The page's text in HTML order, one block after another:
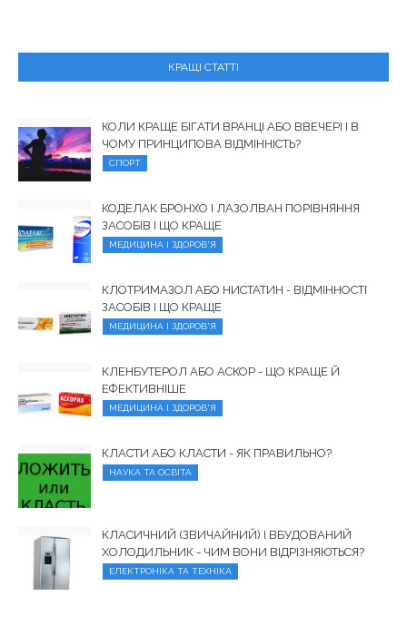
КРАЩІ СТАТТІ
КОЛИ КРАЩЕ БІГАТИ ВРАНЦІ АБО ВВЕЧЕРІ І В
ЧОМУ ПРИНЦИПОВА ВІДМІННІСТЬ?
СПОРТ
КОДЕЛАК БРОНХО І ЛАЗОЛВАН ПОРІВНЯННЯ
ЗАСОБІВ І ЩО КРАЩЕ
МЕДИЦИНА І ЗДОРОВ'Я
КЛОТРИМАЗОЛ АБО НИСТАТИН - ВІДМІННОСТІ
ЗАСОБІВ І ЩО КРАЩЕ
МЕДИЦИНА І ЗДОРОВ'Я
КЛЕНБУТЕРОЛ АБО АСКОР - ЩО КРАЩЕ Й
ЕФЕКТИВНІШЕ
МЕДИЦИНА І ЗДОРОВ'Я
КЛАСТИ АБО КЛАСТИ - ЯК ПРАВИЛЬНО?
НАУКА ТА ОСВІТА
КЛАСИЧНИЙ (ЗВИЧАЙНИЙ) І ВБУДОВАНИЙ
ХОЛОДИЛЬНИК - ЧИМ ВОНИ ВІДРІЗНЯЮТЬСЯ?
ЕЛЕКТРОНІКА ТА ТЕХНІКА